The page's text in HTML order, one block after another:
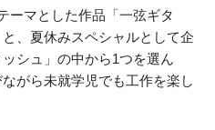
ーマとした作品「一弦ギタ
、夏休みスペシャルとして企
シュ」の中から1つを選ん
がら未就学児でも工作を楽し